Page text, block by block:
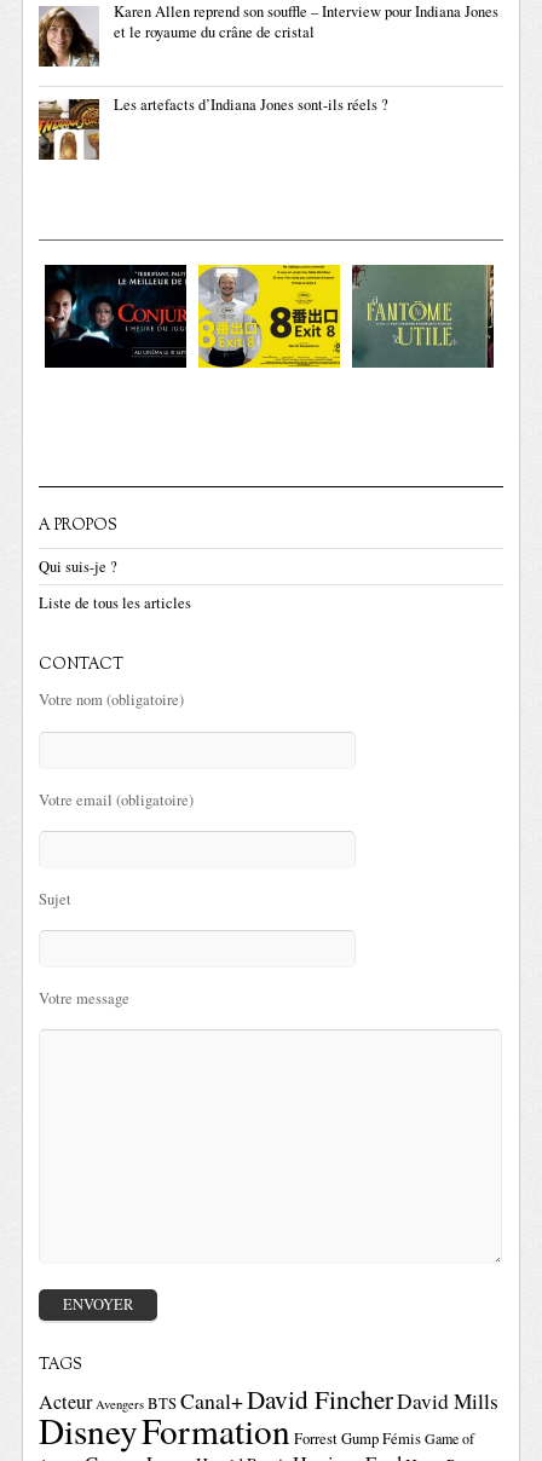
Karen Allen reprend son souffle – Interview pour Indiana Jones
et le royaume du crâne de cristal
Les artefacts d’Indiana Jones sont-ils réels ?
A PROPOS
Qui suis-je ?
Liste de tous les articles
CONTACT
Votre nom (obligatoire)
Votre email (obligatoire)
Sujet
Votre message
TAGS
Acteur Avengers BTSCanal+David FincherDavid Mills
DisneyFormationForrest GumpFémis Game of